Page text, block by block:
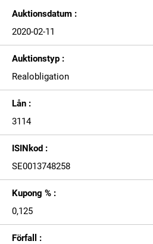
Auktionsdatum :
2020-02-11
Auktionstyp :
Realobligation
Lån :
3114
ISINkod :
SE0013748258
Kupong % :
0,125
Förfall :